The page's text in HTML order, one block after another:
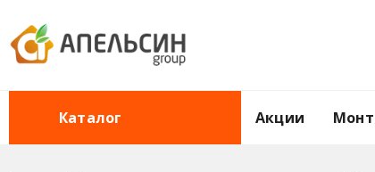
Каталог Акции